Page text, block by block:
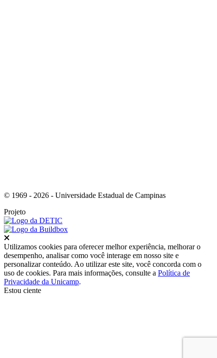
© 1969 - 2026 - Universidade Estadual de Campinas
Projeto
Utilizamos cookies para oferecer melhor experiência, melhorar o
desempenho, analisar como você interage em nosso site e
personalizar conteúdo. Ao utilizar este site, você concorda com o
uso de cookies. Para mais informações, consulte a Política de
Privacidade da Unicamp.
Estou ciente